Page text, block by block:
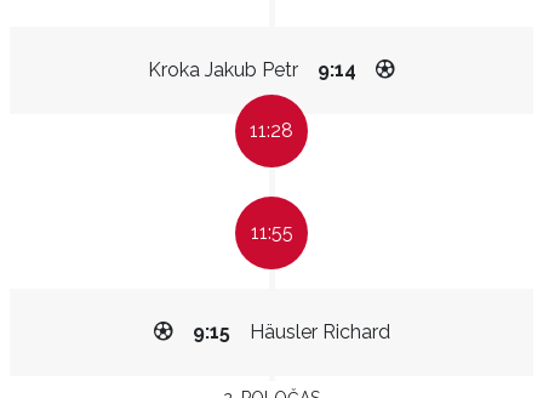
Kroka Jakub Petr 9:14
11:28
11:55
Häusler Richard
9:15